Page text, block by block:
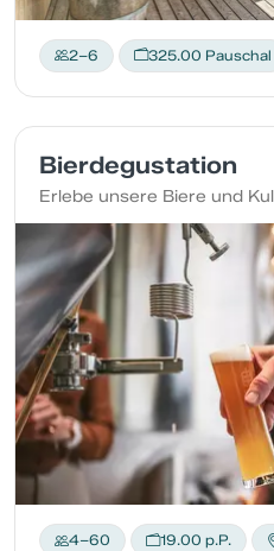
2–6 325.00 Pauschal
Bierdegustation
Erlebe unsere Biere und
4–60 19.00 p.P.